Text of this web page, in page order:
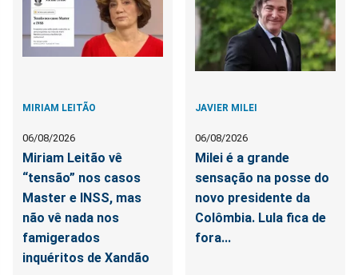
MIRIAM LEITÃO
06/08/2026
Miriam Leitão vê
“tensão” nos casos
Master e INSS, mas
não vê nada nos
famigerados
inquéritos de Xandão
JAVIER MILEI
06/08/2026
Milei é a grande
sensação na posse do
novo presidente da
Colômbia. Lula fica de
fora...